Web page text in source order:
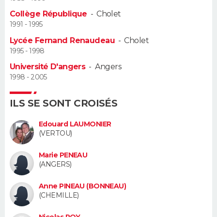
Alimentation
Guide de la santé
Maladies
Médicaments
Sommeil
VOYAGE
Destinations
City break
Voyage nature
Voyage de noces
Forum
Climat
+
PHOTO
GUIDES D'ACHAT
BONS PLANS
Carte de Noël
Carte Bonne année
Carte Saint-Valentin
Carte Pâques
Carte d'anniversaire
DICTIONNAIRE
Dictionnaire
Biographies
Citations
Expressions
Proverbes
PROGRAMME TV
S'inscrire
Se connecter
Lycées
Collèges
Primaires
Universités
Entreprises
Service militaire
Avis de recherche
AVIS DE DÉCÈS
Collège République -Cholet
1991 - 1995
Lycée Fernand Renaudeau -Cholet
1995 - 1998
Université D'angers- Angers
1998 - 2005
ILS SE SONT CROISÉS
Edouard LAUMONIER
(VERTOU)
Marie PENEAU
(ANGERS)
Anne PINEAU (BONNEAU)
(CHEMILLE)